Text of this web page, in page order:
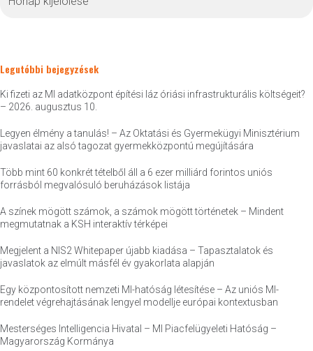
Legutóbbi bejegyzések
Ki fizeti az MI adatközpont építési láz óriási infrastrukturális költségeit?
– 2026. augusztus 10.
Legyen élmény a tanulás! – Az Oktatási és Gyermekügyi Minisztérium
javaslatai az alsó tagozat gyermekközpontú megújítására
Több mint 60 konkrét tételből áll a 6 ezer milliárd forintos uniós
forrásból megvalósuló beruházások listája
A színek mögött számok, a számok mögött történetek – Mindent
megmutatnak a KSH interaktív térképei
Megjelent a NIS2 Whitepaper újabb kiadása – Tapasztalatok és
javaslatok az elmúlt másfél év gyakorlata alapján
Egy központosított nemzeti MI-hatóság létesítése – Az uniós MI-
rendelet végrehajtásának lengyel modellje európai kontextusban
Mesterséges Intelligencia Hivatal – MI Piacfelügyeleti Hatóság –
Magyarország Kormánya